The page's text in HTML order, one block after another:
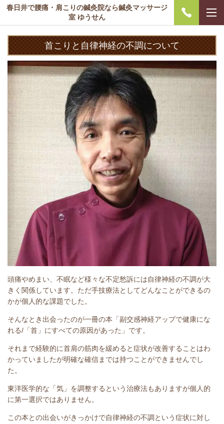
春日井で腰痛・肩こりの鍼灸院なら鍼灸マッサージ
室 ゆうせん
首こりと自律神経の不調について
頭痛やめまい、不眠など様々な不定愁訴には自律神経の不調が大
きく関係しています。ただ手技療法としてどんなことができるの
かが個人的な課題でした。
そんなとき出会ったのが一冊の本「副交感神経アップで健康にな
れる/「首」にすべての原因があった 」です。
それまで経験的に首肩の筋肉を緩めると症状が改善することはわ
かっていましたが明確な確信までは持つことができませんでし
た。
東洋医学的な「気」を調整するという治療法もありますが個人的
に第一選択ではありません。
この本との出会いがきっかけで自律神経の不調という症状に対し